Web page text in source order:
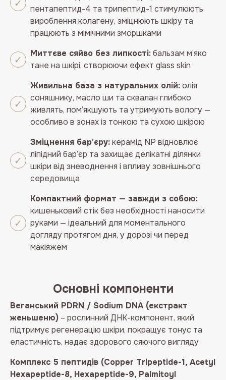
пентапептид-4 та трипептид-1 стимулюють
вироблення колагену, зміцнюють шкіру та
працюють з мімічними зморшками
Миттєве сяйво без липкості:бальзам м’яко
тане на шкірі, створюючи ефект glass skin
Живильна база з натуральних олій:олія
соняшнику, масло ши та сквалан глибоко
живлять, пом’якшують та утримують вологу —
особливо в зонах із тонкою та сухою шкірою
Зміцнення бар’єру:керамід NP відновлює
ліпідний бар’єр та захищає делікатні ділянки
шкіри від зневоднення і впливу зовнішнього
середовища
Компактний формат — завжди з собою:
кишеньковий стік без необхідності наносити
руками — ідеальний для моментального
догляду протягом дня, у дорозі чи перед
макіяжем
Основні компоненти
Веганський PDRN / Sodium DNA (екстракт
женьшеню) – рослинний ДНК-компонент, який
підтримує регенерацію шкіри, покращує тонус та
еластичність, надає здорового сяючого вигляду
Комплекс 5 пептидів (Copper Tripeptide-1, Acetyl
Hexapeptide-8, Hexapeptide-9, Palmitoyl